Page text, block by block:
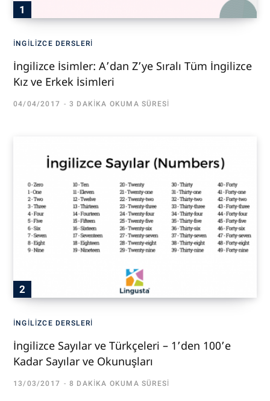
İNGILIZCE DERSLERI
İngilizce İsimler: A’dan Z’ye Sıralı Tüm İngilizce
Kız ve Erkek İsimleri
04/04/2017 3 DAKIKA OKUMA SÜRESI
İNGILIZCE DERSLERI
İngilizce Sayılar ve Türkçeleri – 1’den 100’e
Kadar Sayılar ve Okunuşları
13/03/2017 8 DAKIKA OKUMA SÜRESI